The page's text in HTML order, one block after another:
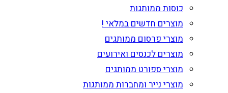
כוסות ממותגות
מוצרים חדשים במלאי !
מוצרי פרסום ממותגים
מוצרים לכנסים ואירועים
מוצרי ספורט ממותגים
מוצרי נייר ומחברות ממותגות